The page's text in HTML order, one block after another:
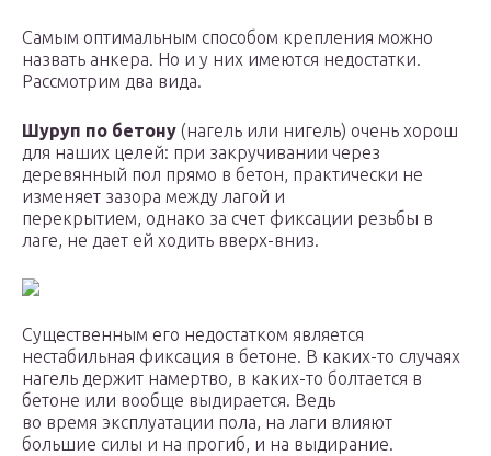
Самым оптимальным способом крепления можно
назвать анкера. Но и у них имеются недостатки.
Рассмотрим два вида.
Шуруп по бетону (нагель или нигель) очень хорош
для наших целей: при закручивании через
деревянный пол прямо в бетон, практически не
изменяет зазора между лагой и
перекрытием, однако за счет фиксации резьбы в
лаге, не дает ей ходить вверх-вниз.
Существенным его недостатком является
нестабильная фиксация в бетоне. В каких-то случаях
нагель держит намертво, в каких-то болтается в
бетоне или вообще выдирается. Ведь
во время эксплуатации пола, на лаги влияют
большие силы и на прогиб, и на выдирание.